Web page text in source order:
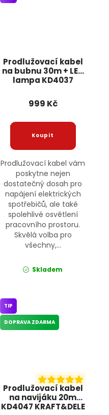
Prodlužovací kabel
na bubnu 30m + LED
lampa KD4037
999 Kč
Prodlužovací kabel vám
poskytne nejen
dostatečný dosah pro
napájení elektrických
spotřebičů, ale také
spolehlivé osvětlení
pracovního prostoru.
Skvělá volba pro
všechny,...
Skladem
Prodlužovací kabel
na navijáku 20m
KD4047 KRAFT&DELE
TIP
DOPRAVA ZDARMA